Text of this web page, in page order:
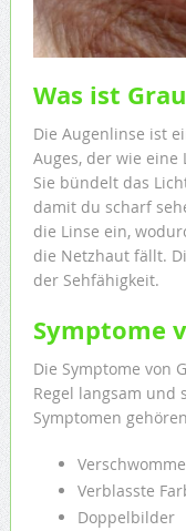
Was ist
Die Augenlinse ist
Auges, der wie
Sie bündelt das
damit du scharf
die Linse ein,
die Netzhaut fällt.
der Sehfähigkeit.
Symptome
Die Symptome von
Regel langsam und
Symptomen
Verblasste
Doppelbilder